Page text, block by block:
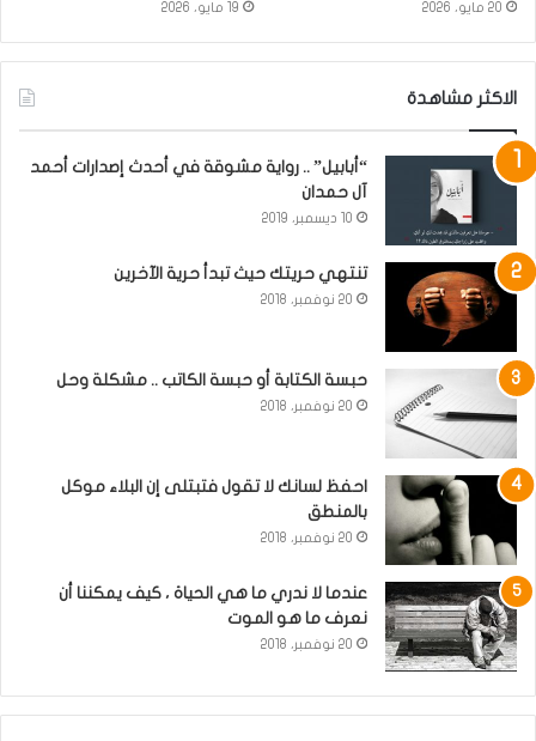
20 مايو، 2026 19 مايو، 2026
الاكثر مشاهدة
“أبابيل” .. رواية مشوقة في أحدث إصدارات أحمد
آل حمدان
10 ديسمبر، 2019
تنتهي حريتك حيث تبدأ حرية الآخرين
20 نوفمبر، 2018
حبسة الكتابة أو حبسة الكاتب .. مشكلة وحل
20 نوفمبر، 2018
احفظ لسانك لا تقول فتبتلى إن البلاء موكل
بالمنطق
20 نوفمبر، 2018
عندما لا ندري ما هي الحياة ، كيف يمكننا أن
نعرف ما هو الموت
20 نوفمبر، 2018